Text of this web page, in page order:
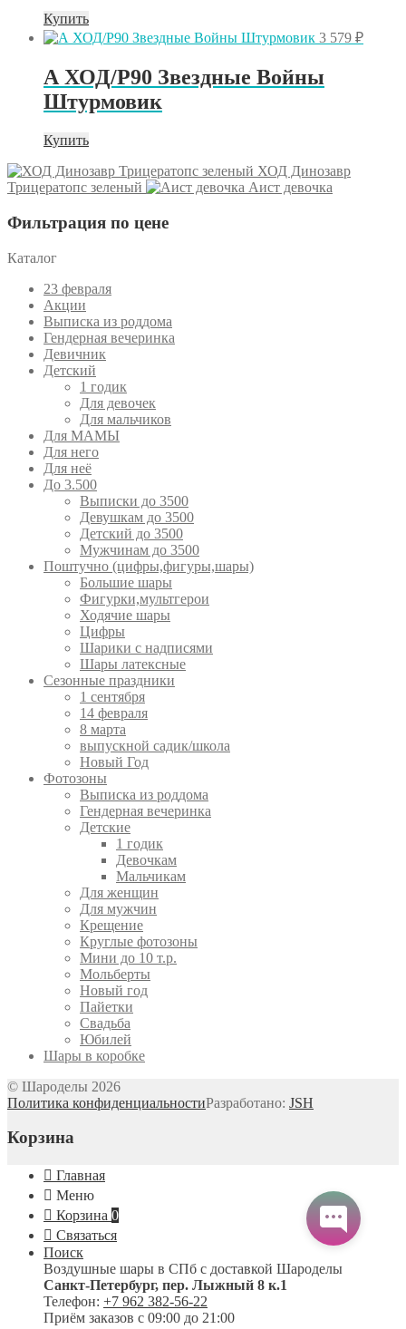
Купить
3 579 ₽
А ХОД/P90 Звездные Войны
Штурмовик
Купить
ХОД Динозавр
Трицератопс зеленый
Аист девочка
Фильтрация по цене
Каталог
23 февраля
Акции
Выписка из роддома
Гендерная вечеринка
Девичник
Детский
1 годик
Для девочек
Для мальчиков
Для МАМЫ
Для него
Для неё
До 3.500
Выписки до 3500
Девушкам до 3500
Детский до 3500
Мужчинам до 3500
Поштучно (цифры,фигуры,шары)
Большие шары
Фигурки,мультгерои
Ходячие шары
Цифры
Шарики с надписями
Шары латексные
Сезонные праздники
1 сентября
14 февраля
8 марта
выпускной садик/школа
Новый Год
Фотозоны
Выписка из роддома
Гендерная вечеринка
Детские
1 годик
Девочкам
Мальчикам
Для женщин
Для мужчин
Крещение
Круглые фотозоны
Мини до 10 т.р.
Мольберты
Новый год
Пайетки
Свадьба
Юбилей
Шары в коробке
© Шароделы 2026
Политика конфиденциальностиРазработано: JSH
Корзина
Главная
Меню
Корзина 0
Связаться
Поиск
Воздушные шары в СПб с доставкой Шароделы
Санкт-Петербург, пер. Лыжный 8 к.1
Телефон: +7 962 382-56-22
Приём заказов с 09:00 до 21:00